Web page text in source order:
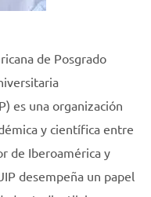
de Posgrado
es una organización
y científica entre
de Iberoamérica y
desempeña un papel